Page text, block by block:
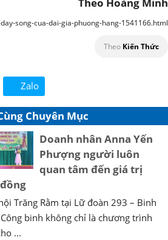
song-cua-dai-gia-phuong-hang-1541166.html
Theo Kiến Thức
Zalo
Chuyên Mục
Doanh nhân Anna Yến
Phượng người luôn
quan tâm đến giá trị
Trăng Rằm tại Lữ đoàn 293 – Binh
binh không chỉ là chương trình
...